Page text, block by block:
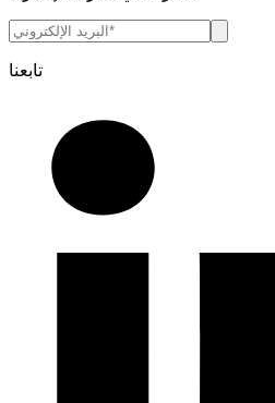
تابعنا